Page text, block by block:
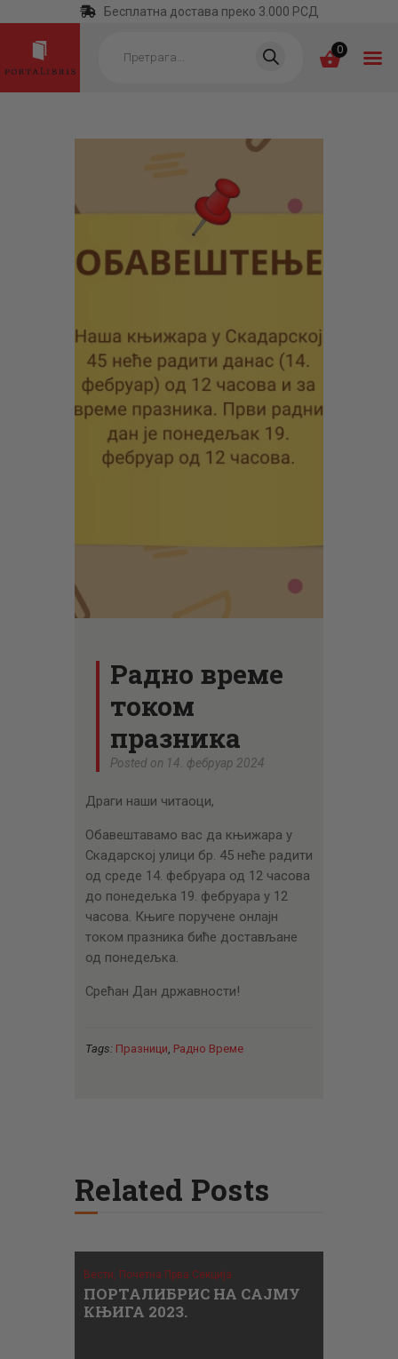
Бесплатна достава преко 3.000 РСД
search 0
НАЈПРОДАВАНИЈЕ
НОВЕ КЊИГЕ
АУТОРИ
АКТУЕЛНОСТИ
ЦЕНОВНИК
ПИСМО
Радно време
током
празника
Posted on 14. фебруар 2024
Драги наши читаоци,
Обавештавамо вас да књижара у
Скадарској улици бр. 45 неће радити
од среде 14. фебруара од 12 часова
до понедељка 19. фебруара у 12
часова. Књиге поручене онлајн
током празника биће достављане
од понедељка.
Срећан Дан државности!
Tags: Празници, Радно Време
Related Posts
Вести, Почетна Прва Секција
ПОРТАЛИБРИС НА САЈМУ
КЊИГА 2023.